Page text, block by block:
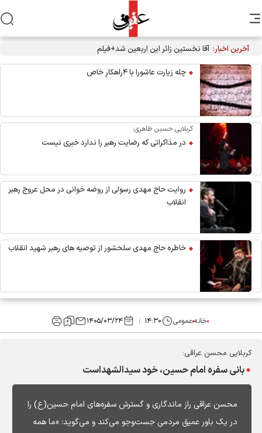
آخرین اخبار: آقا نخستین زائر این اربعین شد+فیلم
چله زیارت عاشورا با ۴راهکارِ خاص
کربلایی حسین طاهری:
در مذاکراتی که رضایت رهبر را ندارد خبری نیست
روایت حاج مهدی رسولی از روضه خوانی در محل عروج رهبر
انقلاب
خاطره حاج مهدی سلحشور از توصیه های رهبر شهید انقلاب
خانهعمومی ۱۴:۳۰ ۱۴۰۵/۰۳/۲۴
کربلایی محسن عراقی:
بانی سفره امام حسین، خود سیدالشهداست
محسن عراقی راز ماندگاری و گسترش سفره‌های امام حسین(ع) را
در یک باور عمیق مردمی جست‌وجو می‌کند و می‌گوید: «ما همه